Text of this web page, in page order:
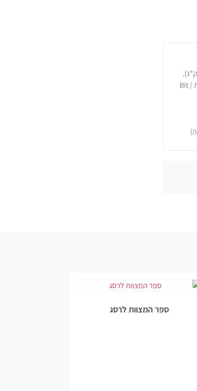
כרטיסי אשראי, PayPal, העברה בנקאית או באפליקציות Bit /
ספר המצוות לרסג